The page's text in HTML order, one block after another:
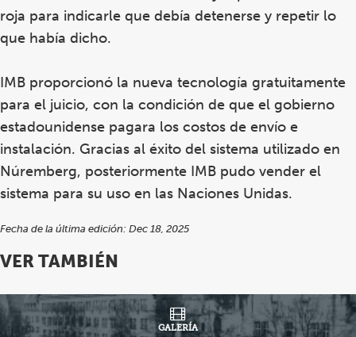
roja para indicarle que debía detenerse y repetir lo
que había dicho.
IMB proporcionó la nueva tecnología gratuitamente
para el juicio, con la condición de que el gobierno
estadounidense pagara los costos de envío e
instalación. Gracias al éxito del sistema utilizado en
Núremberg, posteriormente IMB pudo vender el
sistema para su uso en las Naciones Unidas.
Fecha de la última edición: Dec 18, 2025
VER TAMBIÉN
GALERÍA